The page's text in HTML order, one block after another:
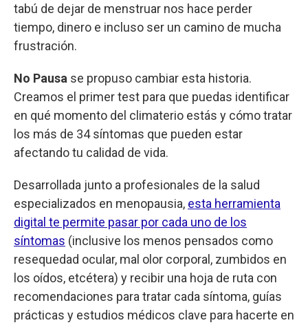
tabú de dejar de menstruar nos hace perder
tiempo, dinero e incluso ser un camino de mucha
frustración.
No Pausa se propuso cambiar esta historia.
Creamos el primer test para que puedas identificar
en qué momento del climaterio estás y cómo tratar
los más de 34 síntomas que pueden estar
afectando tu calidad de vida.
Desarrollada junto a profesionales de la salud
especializados en menopausia, esta herramienta
digital te permite pasar por cada uno de los
síntomas (inclusive los menos pensados como
resequedad ocular, mal olor corporal, zumbidos en
los oídos, etcétera) y recibir una hoja de ruta con
recomendaciones para tratar cada síntoma, guías
prácticas y estudios médicos clave para hacerte en